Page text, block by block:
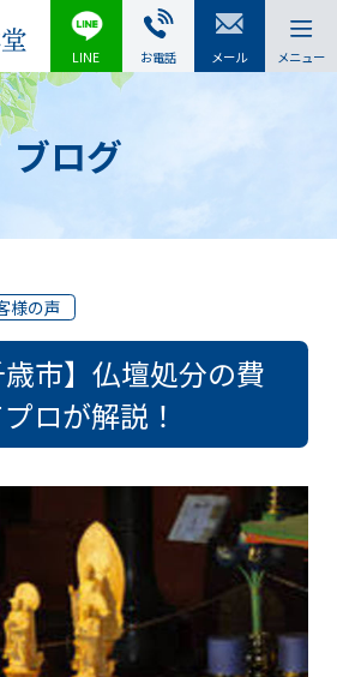
LINE お電話 メール メニュー
ブログ
様の声
歳市】仏壇処分の費
ロが解説！